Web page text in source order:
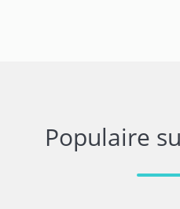
Populaire